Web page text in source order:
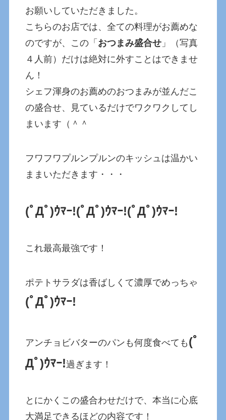
お願いしていただきました。
こちらのお店では、全ての料理がお薦めな
のですが、この「 おつまみ盛合せ 」（写真
４人前）だけは絶対に外すことはできませ
ん！
シェフ渾身のお薦めのおつまみが並んだこ
の盛合せ、見ているだけでワクワクしてし
まいます（＾＾
フワフワプルンプルンのキッシュは温かい
ままいただきます・・・
(ﾟДﾟ)ｳﾏｰ!(ﾟДﾟ)ｳﾏｰ!(ﾟДﾟ)ｳﾏｰ!
これ最高最強です！
ポテトサラダは香ばしくて濃厚でめっちゃ
(ﾟДﾟ)ｳﾏｰ!
アンチョビバターのパンも何度食べても (ﾟ
Дﾟ)ｳﾏｰ!過ぎます！
とにかくこの盛合わせだけで、本当に心底
大満足できるほどの内容です！